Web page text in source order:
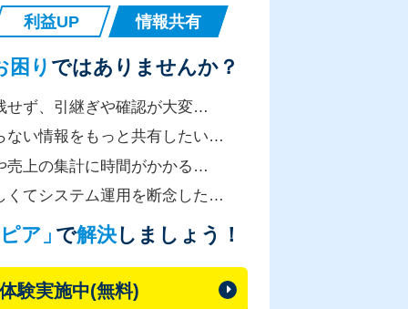
利益UP 情報共有
困り ではありませんか？
せず、引継ぎや確認が大変…
ない情報をもっと共有したい…
売上の集計に時間がかかる…
くてシステム運用を断念した…
ア」で解決しましょう！
験実施中(無料)